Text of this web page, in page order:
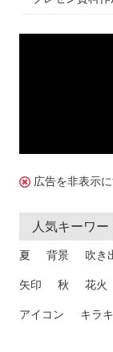
広告を非表示
人気キーワー
夏 背景 吹き
矢印 秋 花火
アイコン キラ